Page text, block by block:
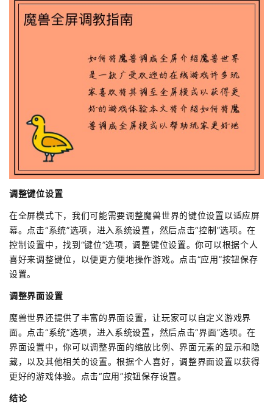
调整键位设置
在全屏模式下，我们可能需要调整魔兽世界的键位设置以适应屏
幕。点击“系统”选项，进入系统设置，然后点击“控制”选项。在
控制设置中，找到“键位”选项，调整键位设置。你可以根据个人
喜好来调整键位，以便更方便地操作游戏。点击“应用”按钮保存
设置。
调整界面设置
魔兽世界还提供了丰富的界面设置，让玩家可以自定义游戏界
面。点击“系统”选项，进入系统设置，然后点击“界面”选项。在
界面设置中，你可以调整界面的缩放比例、界面元素的显示和隐
藏，以及其他相关的设置。根据个人喜好，调整界面设置以获得
更好的游戏体验。点击“应用”按钮保存设置。
结论